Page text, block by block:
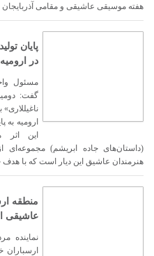
هفته موسیقی عاشیقی و مقامی آذربایجان
پایان
در ارومیه
مسئول
گفت: دومین
ناغیللاری»
ارومیه به
این اثر
(داستان‌های جاده ابریشم) مجموعه‌ای از
هنرمندان عاشیق این دیار است که با هدف
منطقه
عاشیقی
نماینده
ارسباران